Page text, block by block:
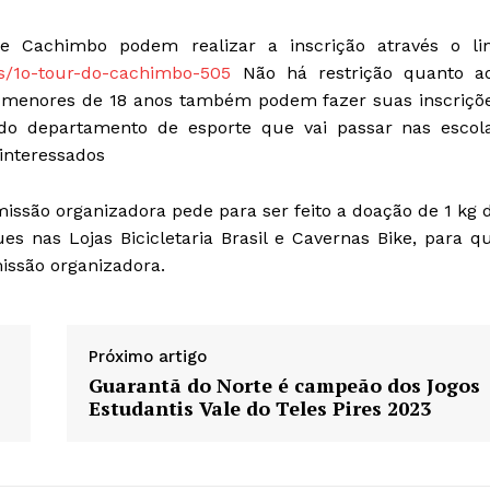
Cachimbo podem realizar a inscrição através o
1o-tour-do-cachimbo-505 Não há restrição quanto
de 18 anos também podem fazer suas
departamento de esporte que vai passar nas
organizadora pede para ser feito a doação de 1 kg
nas Lojas Bicicletaria Brasil e Cavernas Bike, para
organizadora.
Próximo artigo
Guarantã do Norte é campeão dos Jogos
Estudantis Vale do Teles Pires 2023